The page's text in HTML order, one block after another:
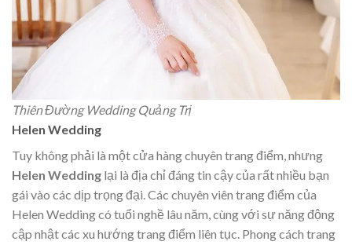
Thiên Đường Wedding Quảng Trị
Helen Wedding
Tuy không phải là một cửa hàng chuyên trang điểm, nhưng
Helen Wedding lại là địa chỉ đáng tin cậy của rất nhiều bạn
gái vào các dịp trọng đại. Các chuyên viên trang điểm của
Helen Wedding có tuổi nghề lâu năm, cùng với sự năng động
cập nhật các xu hướng trang điểm liên tục. Phong cách trang